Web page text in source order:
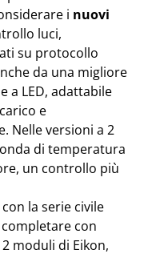
i nuovi
luci,
su protocollo
da una migliore
a LED, adattabile
e
Nelle versioni a 2
di temperatura
un controllo più
la serie civile
con
moduli di Eikon,